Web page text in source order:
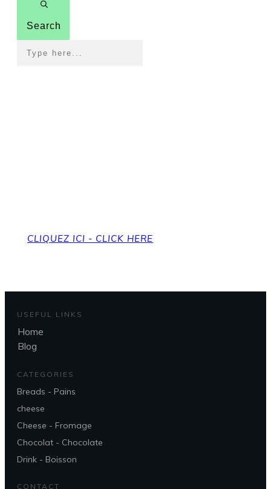
Search
CLIQUEZ ICI - CLICK HERE
USEFUL LINKS
Home
Blog
CATEGORIES
Breads - Pains
cheese
Cheese - Fromage
Chocolat - Chocolate
Drink - Boisson
CONTACT